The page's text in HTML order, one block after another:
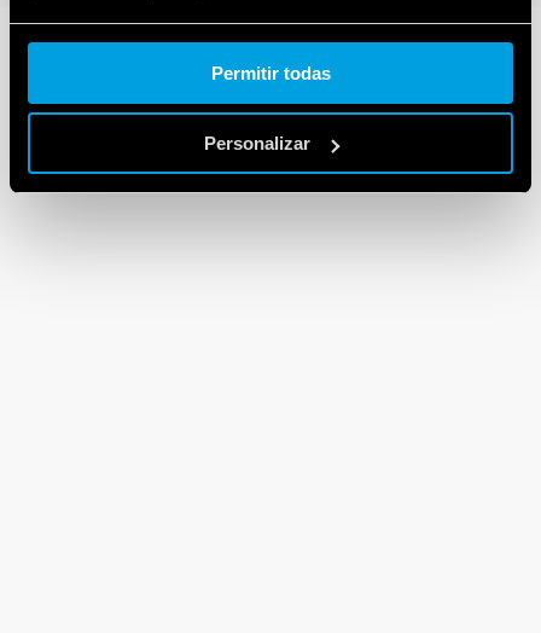
Cookie policy.
Permitir todas
Personalizar